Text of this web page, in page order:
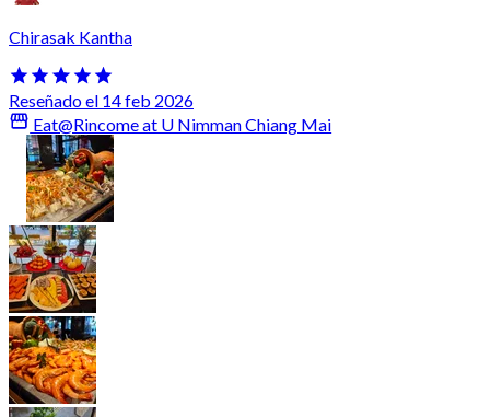
Chirasak Kantha
Reseñado el 14 feb 2026
Eat@Rincome at U Nimman Chiang Mai